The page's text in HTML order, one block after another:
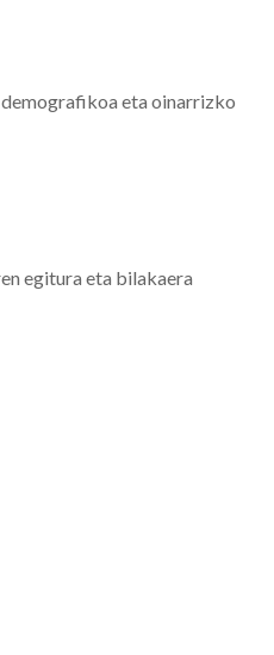
eta oinarrizko
egitura eta bilakaera